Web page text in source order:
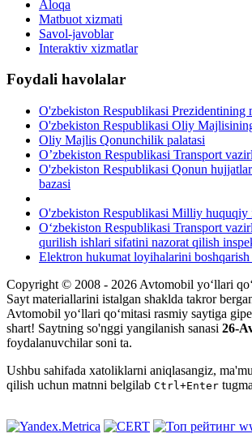
Aloqa
Matbuot xizmati
Savol-javoblar
Interaktiv xizmatlar
Foydali havolalar
O'zbekiston Respublikasi Prezidentining
O'zbekiston Respublikasi Oliy
Oliy Majlis Qonunchilik palatasi
O’zbekiston Respublikasi Transport
O'zbekiston Respublikasi Qonun
bazasi
O'zbekiston Respublikasi Milliy huquqiy
O‘zbekiston Respublikasi Transport
qurilish ishlari sifatini nazorat qilish
Elektron hukumat loyihalarini boshqarish
Copyright © 2008 - 2026 Avtomobil yo‘llari
Sayt materiallarini istalgan shaklda takror
Avtomobil yo‘llari qo‘mitasi rasmiy saytiga
shart! Saytning so'nggi yangilanish sanasi 26-
foydalanuvchilar soni ta.
Ushbu sahifada xatoliklarni aniqlasangiz,
qilish uchun matnni belgilab Ctrl+Enter